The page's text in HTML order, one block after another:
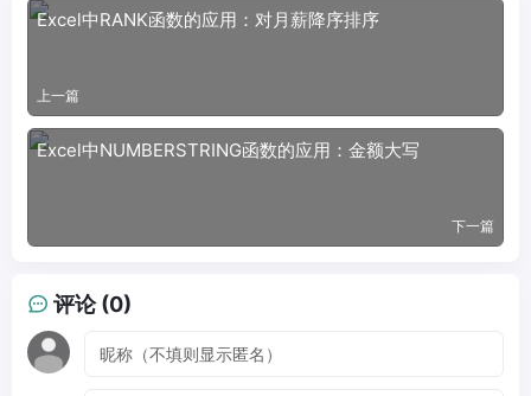
Excel中RANK函数的应用：对月薪降序排序
上一篇
Excel中NUMBERSTRING函数的应用：金额大写
下一篇
评论 (0)